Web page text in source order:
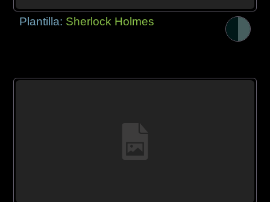
Plantilla: Sherlock Holmes